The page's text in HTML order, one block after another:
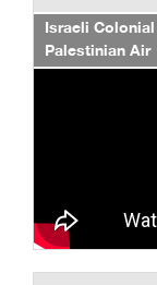
Israeli
Palestinian Air